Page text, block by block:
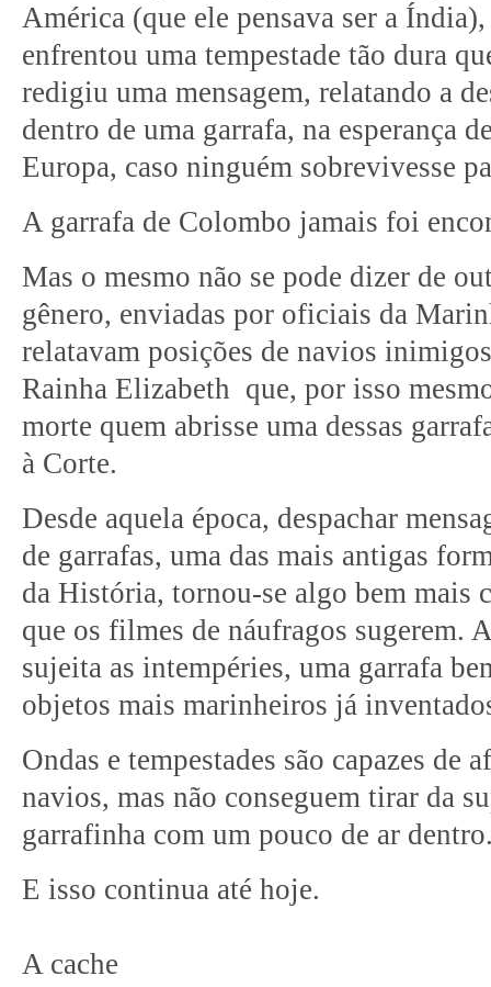
América (que ele pensava ser a
enfrentou uma tempestade tão dura
redigiu uma mensagem, relatando a
dentro de uma garrafa, na esperança
Europa, caso ninguém sobrevivesse
A garrafa de Colombo jamais foi
Mas o mesmo não se pode dizer de
gênero, enviadas por oficiais da
relatavam posições de navios
Rainha Elizabeth que, por isso
morte quem abrisse uma dessas
à Corte.
Desde aquela época, despachar
de garrafas, uma das mais antigas
da História, tornou-se algo bem mais
que os filmes de náufragos sugerem.
sujeita as intempéries, uma garrafa
objetos mais marinheiros já
Ondas e tempestades são capazes de
navios, mas não conseguem tirar da
garrafinha com um pouco de ar
E isso continua até hoje.
A cache